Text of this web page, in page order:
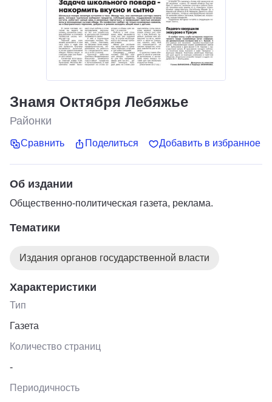
Знамя Октября Лебяжье
Районки
Сравнить Поделиться Добавить в избранное
Об издании
Общественно-политическая газета, реклама.
Тематики
Издания органов государственной власти
Характеристики
Тип
Газета
Количество страниц
-
Периодичность